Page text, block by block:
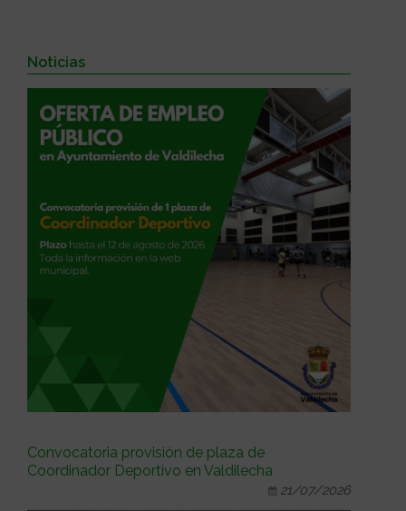
Noticias
Convocatoria provisión de plaza de
Coordinador Deportivo en Valdilecha
21/07/2026